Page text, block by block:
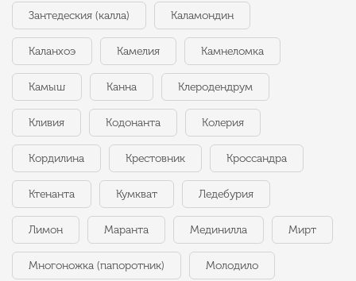
Зантедеския (калла) Каламондин
Каланхоэ Камелия Камнеломка
Камыш Канна Клеродендрум
Кливия Кодонанта Колерия
Кордилина Крестовник Кроссандра
Ктенанта Кумкват Ледебурия
Лимон Маранта Мединилла Мирт
Многоножка (папоротник) Молодило